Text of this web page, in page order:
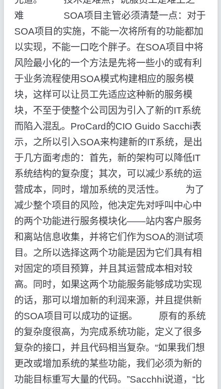
难 SOA项目主管必须清楚一点：对于
SOA项目的实施，不能一次将所有的功能都加
以实现，不能一口吃个胖子。在SOA项目中将
风险最小化的一个方法是先将一些小的或有利
于业务流程使用SOA模式构建相应的服务模
块，这样可以让员工先适应这种新的服务模
块，不至于使整个公司因为引入了新的IT系统
而陷入混乱。ProCard的CIO Guido Sacchi表
示，之所以引入SOA来构建新的IT系统，是出
于几方面考虑的：首先，新的架构可以降低IT
系统结构的复杂度；其次，可以减少系统的运
营成本，同时，增加系统的灵活性。 为了
减少整个项目的风险，他决定先对呼叫中心中
的两个功能进行服务模块化——站内客户服务
和离站信息收集，并将它们作为SOA的测试项
目。之所以选择这两个功能是因为它们具有相
对固定的项目预算，并且其运营成本相对较
高。同时，如果这两个功能服务能够成功实现
的话，那可以增加新的利润来源，并且提供新
的SOA项目可以成功的证据。 原有的系统
的复杂度很高，为完成系统功能，定义了很多
复杂的接口，并且代码相当复杂。“如果我们想
更改或增加系统的某些功能，我们必须为新的
功能目标重写大量的代码。”Sacchhi说道，“比